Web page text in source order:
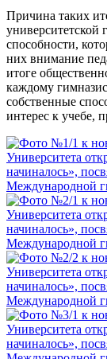
Причина таких
способности,
них внимание
итоге
каждому
собственные
интерес к учебе,